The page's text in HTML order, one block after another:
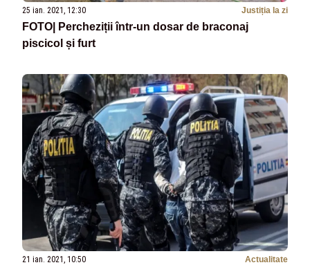
25 ian. 2021, 12:30 Justiția la zi
FOTO| Percheziții într-un dosar de braconaj
piscicol și furt
21 ian. 2021, 10:50 Actualitate